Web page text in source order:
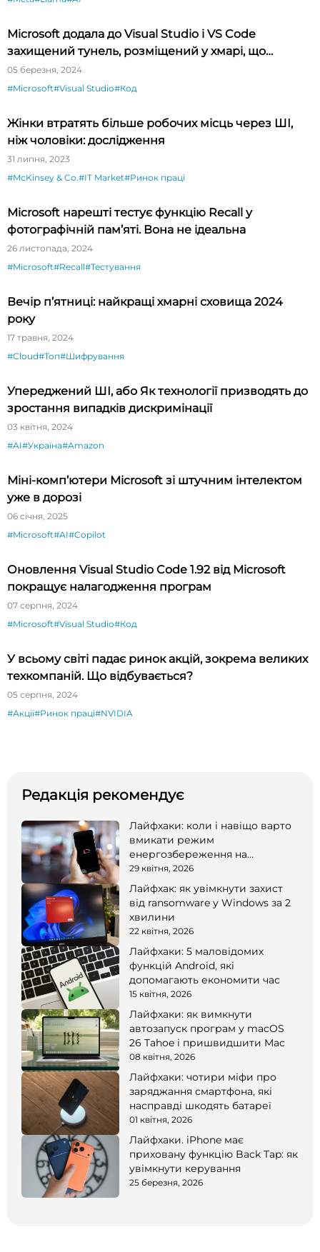
Microsoft додала до Visual Studio і VS Code
захищений тунель, розміщений у хмарі, що
спрощує тестування API
05 березня, 2024
#Microsoft#Visual Studio#Код
Жінки втратять більше робочих місць через ШІ,
ніж чоловіки: дослідження
31 липня, 2023
#McKinsey & Co.#IT Market#Ринок праці
Microsoft нарешті тестує функцію Recall у
фотографічній пам’яті. Вона не ідеальна
26 листопада, 2024
#Microsoft#Recall#Тестування
Вечір п’ятниці: найкращі хмарні сховища 2024
року
17 травня, 2024
#Cloud#Топ#Шифрування
Упереджений ШІ, або Як технології призводять до
зростання випадків дискримінації
03 квітня, 2024
#AI#Україна#Amazon
Міні-комп’ютери Microsoft зі штучним інтелектом
уже в дорозі
06 січня, 2025
#Microsoft#AI#Copilot
Оновлення Visual Studio Code 1.92 від Microsoft
покращує налагодження програм
07 серпня, 2024
#Microsoft#Visual Studio#Код
У всьому світі падає ринок акцій, зокрема великих
техкомпаній. Що відбувається?
05 серпня, 2024
#Акції#Ринок праці#NVIDIA
Редакція рекомендує
Лайфхаки: коли і навіщо варто
вмикати режим
енергозбереження на
смартфоні
29 квітня, 2026
Лайфхак: як увімкнути захист
від ransomware у Windows за 2
хвилини
22 квітня, 2026
Лайфхаки: 5 маловідомих
функцій Android, які
допомагають економити час
15 квітня, 2026
Лайфхаки: як вимкнути
автозапуск програм у macOS
26 Tahoe і пришвидшити Mac
08 квітня, 2026
Лайфхаки: чотири міфи про
заряджання смартфона, які
насправді шкодять батареї
01 квітня, 2026
Лайфхаки. iPhone має
приховану функцію Back Tap: як
увімкнути керування
25 березня, 2026